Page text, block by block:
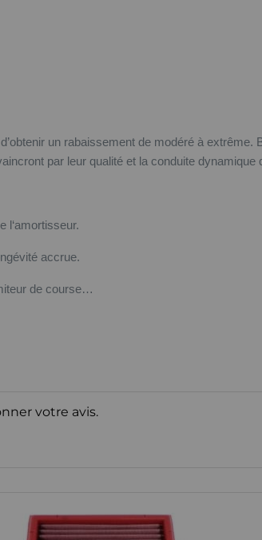
un rabaissement de modéré à
par leur qualité et la conduite dynamique
l‘amortisseur.
accrue.
de course…
votre avis.